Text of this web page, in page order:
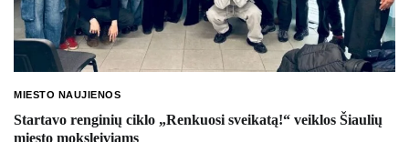
MIESTO NAUJIENOS
Startavo renginių ciklo „Renkuosi sveikatą!“ veiklos Šiaulių
miesto moksleiviams